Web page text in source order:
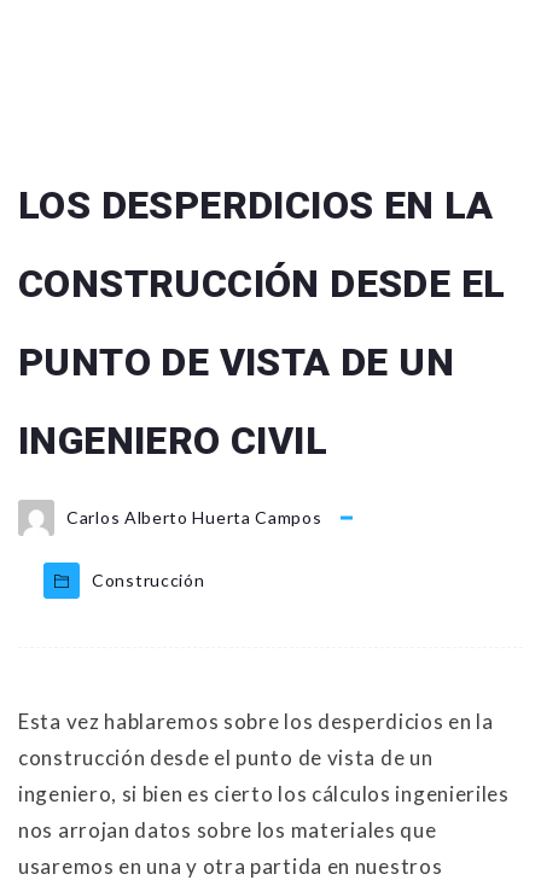
LOS DESPERDICIOS EN LA
CONSTRUCCIÓN DESDE EL
PUNTO DE VISTA DE UN
INGENIERO CIVIL
Carlos Alberto Huerta Campos
Construcción
Esta vez hablaremos sobre los desperdicios en la
construcción desde el punto de vista de un
ingeniero, si bien es cierto los cálculos ingenieriles
nos arrojan datos sobre los materiales que
usaremos en una y otra partida en nuestros